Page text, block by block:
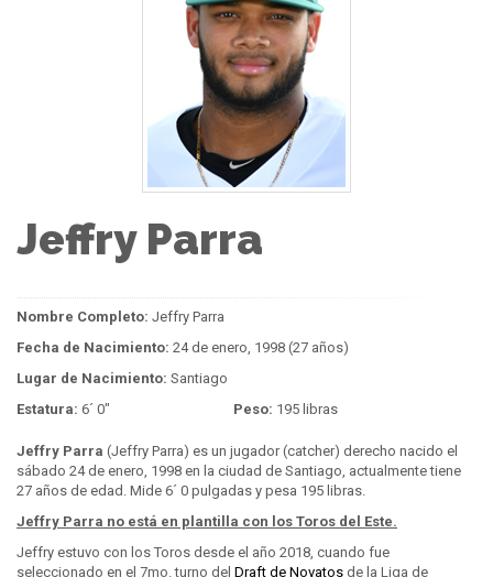
Jeffry Parra
Nombre Completo: Jeffry Parra
Fecha de Nacimiento: 24 de enero, 1998 (27 años)
Lugar de Nacimiento: Santiago
Estatura: 6´ 0" Peso: 195 libras
Jeffry Parra (Jeffry Parra) es un jugador (catcher) derecho nacido el
sábado 24 de enero, 1998 en la ciudad de Santiago, actualmente tiene
27 años de edad. Mide 6´ 0 pulgadas y pesa 195 libras.
Jeffry Parra no está en plantilla con los Toros del Este.
Jeffry estuvo con los Toros desde el año 2018, cuando fue
seleccionado en el 7mo. turno del Draft de Novatos de la Liga de